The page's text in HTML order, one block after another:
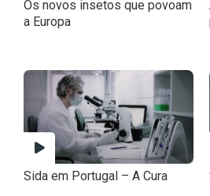
Os novos insetos que povoam
a Europa
Sida em Portugal – A Cura